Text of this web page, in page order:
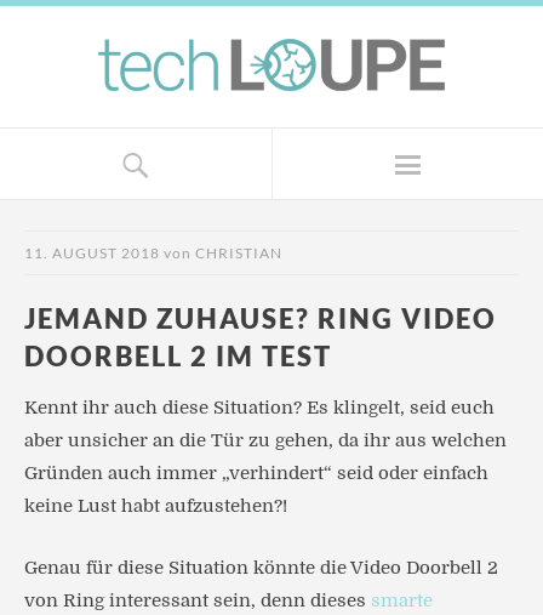
11. AUGUST 2018 von CHRISTIAN
JEMAND ZUHAUSE? RING VIDEO
DOORBELL 2 IM TEST
Kennt ihr auch diese Situation? Es klingelt, seid euch
aber unsicher an die Tür zu gehen, da ihr aus welchen
Gründen auch immer „verhindert“ seid oder einfach
keine Lust habt aufzustehen?!
Genau für diese Situation könnte die Video Doorbell 2
von Ring interessant sein, denn dieses smarte